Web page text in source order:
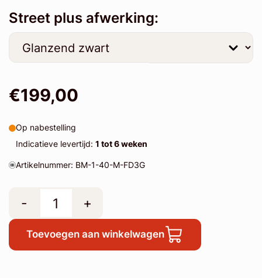
Street plus afwerking:
€199,00
Op nabestelling
Indicatieve levertijd: 1 tot 6 weken
Artikelnummer: BM-1-40-M-FD3G
- +
Toevoegen aan winkelwagen